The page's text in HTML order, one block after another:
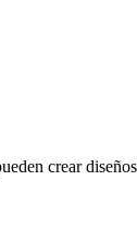
crear